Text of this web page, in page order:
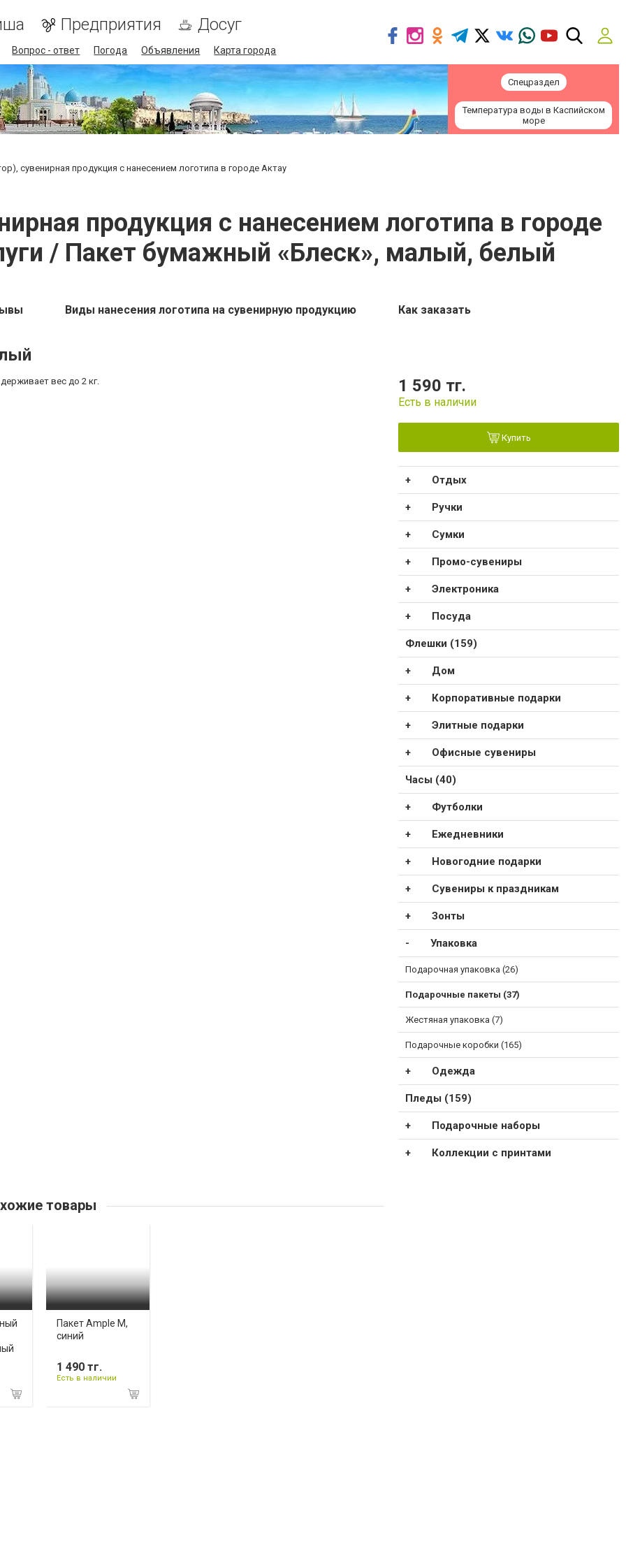
Предприятия Досуг
Вопрос - ответ Погода Объявления Карта города
Спецраздел
Температура воды в Каспийском
море
сувенирная продукция с нанесением логотипа в городе Актау
продукция с нанесением логотипа в городе
/ Пакет бумажный «Блеск», малый, белый
Виды нанесения логотипа на сувенирную продукцию Как заказать
вес до 2 кг. 1 590 тг.
Есть в наличии
Купить
Отдых
Ручки
Сумки
Промо-сувениры
Электроника
Посуда
Флешки (159)
Дом
Корпоративные подарки
Элитные подарки
Офисные сувениры
Часы (40)
Футболки
Ежедневники
Новогодние подарки
Сувениры к праздникам
Зонты
Упаковка
Подарочная упаковка (26)
Подарочные пакеты (37)
Жестяная упаковка (7)
Подарочные коробки (165)
Одежда
Пледы (159)
Подарочные наборы
Коллекции с принтами
товары
Пакет Ample M,
синий
1 490 тг.
Есть в наличии